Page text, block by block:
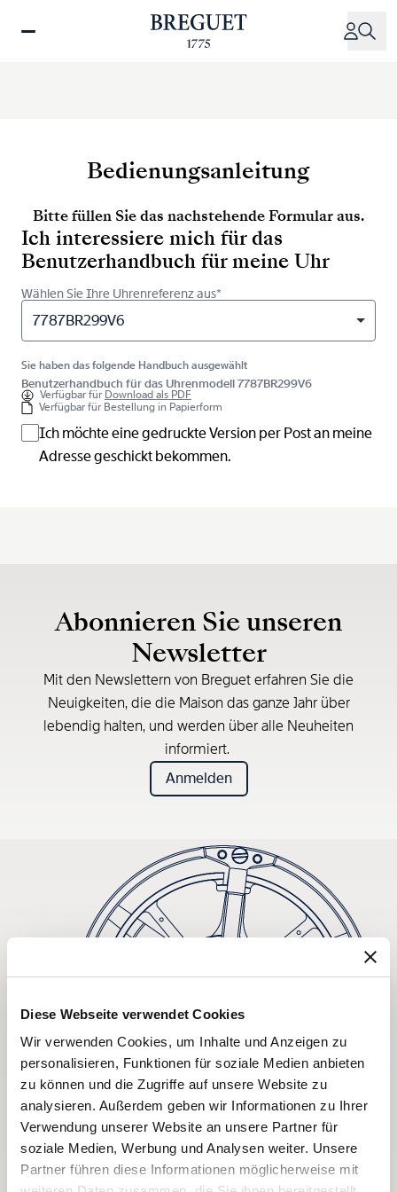
Diese Webseite verwendet Cookies
Wir verwenden Cookies, um Inhalte und Anzeigen zu
personalisieren, Funktionen für soziale Medien anbieten
zu können und die Zugriffe auf unsere Website zu
analysieren. Außerdem geben wir Informationen zu Ihrer
Verwendung unserer Website an unsere Partner für
soziale Medien, Werbung und Analysen weiter. Unsere
Partner führen diese Informationen möglicherweise mit
zum
Bedienungsanleitung
Bitte füllen Sie das nachstehende Formular aus.
Ich interessiere mich für das
Benutzerhandbuch für meine Uhr
Wählen Sie Ihre Uhrenreferenz aus*
7787BR299V6
Sie haben das folgende Handbuch ausgewählt
Benutzerhandbuch für das Uhrenmodell 7787BR299V6
Verfügbar für Download als PDF
Verfügbar für Bestellung in Papierform
Ich möchte eine gedruckte Version per Post an meine
Adresse geschickt bekommen.
Abonnieren Sie unseren
Newsletter
Mit den Newslettern von Breguet erfahren Sie die
Neuigkeiten, die die Maison das ganze Jahr über
lebendig halten, und werden über alle Neuheiten
informiert.
Anmelden